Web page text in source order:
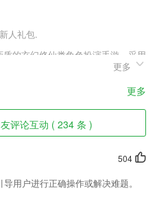
人礼包.
的玄幻修仙类角色扮演手游，采用
实的仙侠世界，悠扬悦耳的游戏背
记首发版v1.0.0.1各种刻画精细的
职业都有自己的特色，超大的世界
体验。
库及人才数据分析，帮助企业招才
更多
更多
评论互动 ( 234 条 )
504
用户进行正确操作或解决难题。